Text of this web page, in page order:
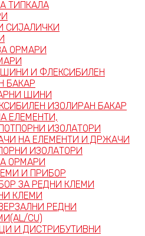
ТИПКАЛА
СИЈАЛИЧКИ
ОРМАРИ
И ФЛЕКСИБИЛЕН
БАКАР
ШИНИ
ИЗОЛИРАН БАКАР
ЕЛЕМЕНТИ,
ИЗОЛАТОРИ
НА ЕЛЕМЕНТИ И ДРЖАЧИ
ИЗОЛАТОРИ
ОРМАРИ
И ПРИБОР
ЗА РЕДНИ КЛЕМИ
КЛЕМИ
РЕДНИ
CU)
И ДИСТРИБУТИВНИ